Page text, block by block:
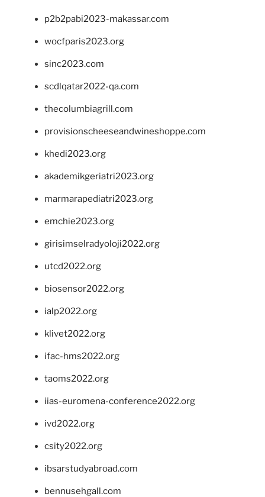
p2b2pabi2023-makassar.com
wocfparis2023.org
sinc2023.com
scdlqatar2022-qa.com
thecolumbiagrill.com
provisionscheeseandwineshoppe.com
khedi2023.org
akademikgeriatri2023.org
marmarapediatri2023.org
emchie2023.org
girisimselradyoloji2022.org
utcd2022.org
biosensor2022.org
ialp2022.org
klivet2022.org
ifac-hms2022.org
taoms2022.org
iias-euromena-conference2022.org
ivd2022.org
csity2022.org
ibsarstudyabroad.com
bennusehgall.com